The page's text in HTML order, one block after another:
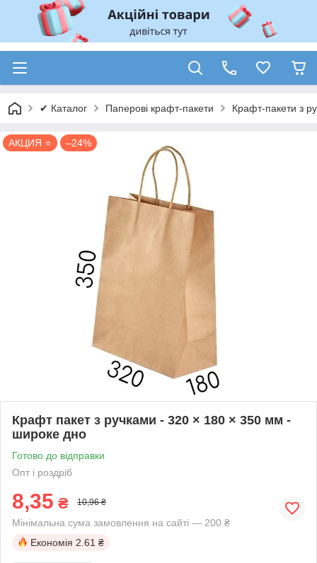
✔ Каталог Паперові крафт-пакети Крафт-пакети з
АКЦИЯ ⭐ –24%
Крафт пакет з ручками - 320 × 180 × 350 мм -
широке дно
Готово до відправки
Опт і роздріб
8,35 ₴ 10,96 ₴
Мінімальна сума замовлення на сайті — 200 ₴
Економія 2.61 ₴